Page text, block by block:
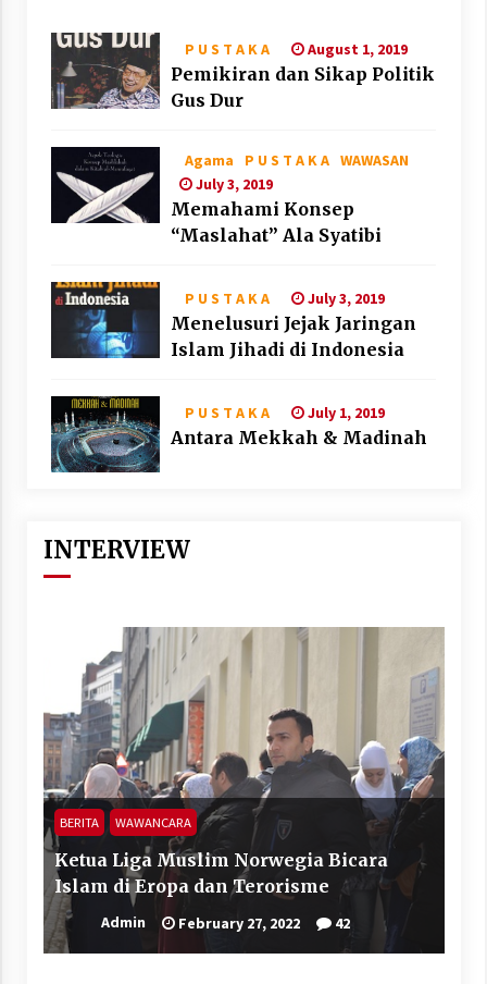
P U S T A K A August 1, 2019
Pemikiran dan Sikap Politik
Gus Dur
Agama P U S T A K A WAWASAN
July 3, 2019
Memahami Konsep
“Maslahat” Ala Syatibi
P U S T A K A July 3, 2019
Menelusuri Jejak Jaringan
Islam Jihadi di Indonesia
P U S T A K A July 1, 2019
Antara Mekkah & Madinah
INTERVIEW
BERITA WAWANCARA
Ketua Liga Muslim Norwegia Bicara
Islam di Eropa dan Terorisme
Admin February 27, 2022 42